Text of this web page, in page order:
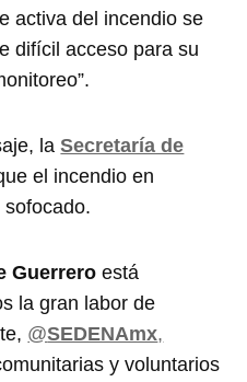
activa del incendio se
difícil acceso para su
laSecretaría de
el incendio en
sofocado.
Guerrero está
la gran labor de
@SEDENAmx,
y voluntarios